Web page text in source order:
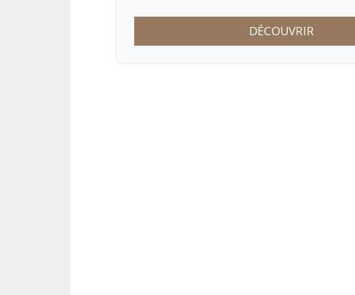
DÉCOUVRIR